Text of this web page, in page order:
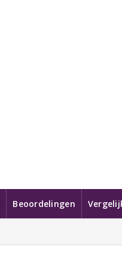
Beoordelingen